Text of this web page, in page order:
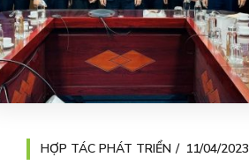
HỢP TÁC PHÁT TRIỂN 11/04/2023